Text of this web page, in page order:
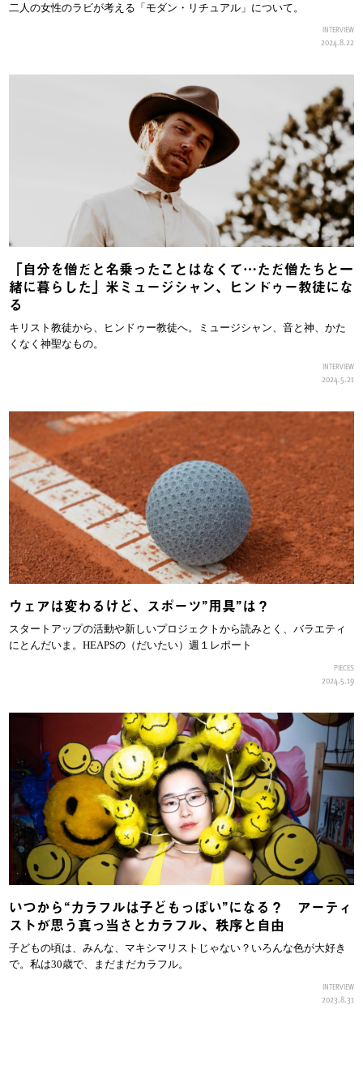
二人の女性のラビが考える「モダン・リチュアル」について。
INTERVIEW
2024.8.22
「自分を僧だと名乗ったことはなくて…ただ僧たちと一
緒に暮らした」米ミュージシャン、ヒンドゥー教徒にな
る
キリスト教徒から、ヒンドゥー教徒へ。ミュージシャン、音と神、かた
くなく神聖なもの。
INTERVIEW
2024.5.21
ウェアは変わるけど、スポーツ”用具”は？
スタートアップの活動や新しいプロジェクトから読みとく、バラエティ
にとんだいま。HEAPSの（だいたい）週１レポート
PIECES
2024.5.19
いつから“カラフルは子どもっぽい”になる？ アーティ
ストが思う真っ当さとカラフル、秩序と自由
子どもの頃は、みんな、マキシマリストじゃない？いろんな色が大好き
で。私は30歳で、まだまだカラフル。
INTERVIEW
2023.8.31